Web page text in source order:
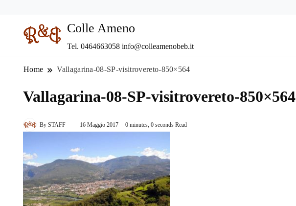
Colle Ameno
Tel. 0464663058 info@colleamenobeb.it
Home Vallagarina-08-SP-visitrovereto-850×564
Vallagarina-08-SP-visitrovereto-850×564
By STAFF 16 Maggio 2017 0 minutes, 0 seconds Read